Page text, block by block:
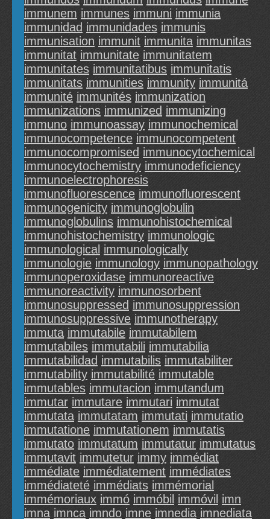
immunem immunes immuni immunia
immunidad immunidades immunis
immunisation immunit immunita immunitas
immunitat immunitate immunitatem
immunitates immunitatibus immunitatis
immunitats immunities immunity immunitá
immunité immunités immunization
immunizations immunized immunizing
immuno immunoassay immunochemical
immunocompetence immunocompetent
immunocompromised immunocytochemical
immunocytochemistry immunodeficiency
immunoelectrophoresis
immunofluorescence immunofluorescent
immunogenicity immunoglobulin
immunoglobulins immunohistochemical
immunohistochemistry immunologic
immunological immunologically
immunologie immunology immunopathology
immunoperoxidase immunoreactive
immunoreactivity immunosorbent
immunosuppressed immunosuppression
immunosuppressive immunotherapy
immuta immutabile immutabilem
immutabiles immutabili immutabilia
immutabilidad immutabilis immutabiliter
immutability immutabilité immutable
immutables immutacion immutandum
immutar immutare immutari immutat
immutata immutatam immutati immutatio
immutatione immutationem immutatis
immutato immutatum immutatur immutatus
immutavit immutetur immy immédiat
immédiate immédiatement immédiates
immédiateté immédiats immémorial
immémoriaux immó immóbil immóvil imn
imna imnca imndo imne imnedia imnediata